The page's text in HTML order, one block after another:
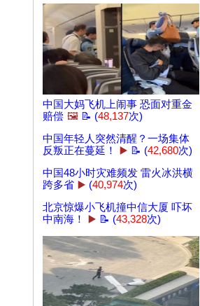
中国大妈飞机上闹事 恐面对重金
赔偿 🖼️ 📝 (48,137次)
中国年轻人突然清醒？一场集体
反叛正在蔓延！
▶️ 📝 (42,680次)
中国48小时灾难频发 雷火冰洪横
跨多省 ▶️ (40,974次)
北京惊爆小飞机撞中信大厦 吓坏
中南海！
▶️ 📝 (43,328次)